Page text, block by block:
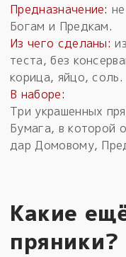
Предназначение:
Богам и Предкам.
Из чего сделаны:
теста, без
корица, яйцо, соль.
В наборе:
Три украшенных
Бумага, в которой
дар Домовому,
Какие
пряники?